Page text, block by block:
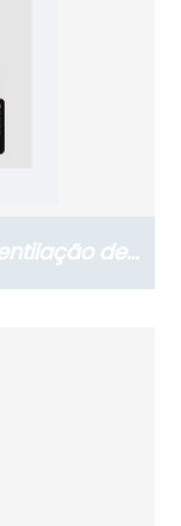
de
de CO2)